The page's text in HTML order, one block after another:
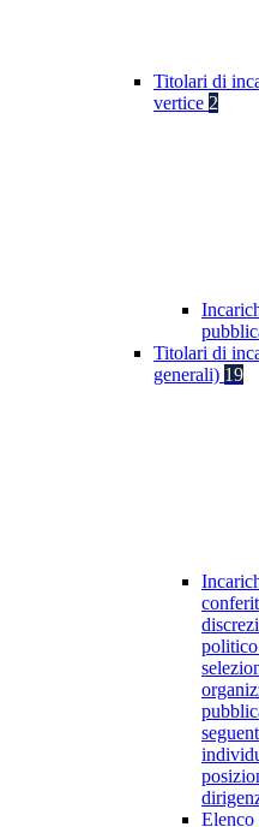
Titolari di
vertice 2
Titolari di
generali) 19
politico
Elenco